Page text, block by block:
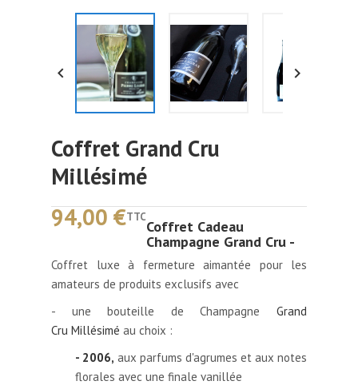
 
Coffret Grand Cru
Millésimé
94,00 €TTC
Coffret Cadeau
Champagne Grand Cru -
Coffret luxe à fermeture aimantée pour les
amateurs de produits exclusifs avec
- une bouteille de Champagne Grand
Cru Millésimé au choix :
- 2006, aux parfums d'agrumes et aux notes
florales avec une finale vanillée